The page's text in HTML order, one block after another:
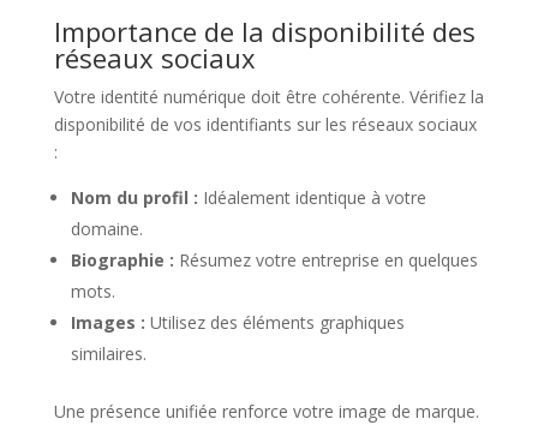
Importance de la disponibilité des
réseaux sociaux
Votre identité numérique doit être cohérente. Vérifiez la
disponibilité de vos identifiants sur les réseaux sociaux
:
Nom du profil : Idéalement identique à votre
domaine.
Biographie : Résumez votre entreprise en quelques
mots.
Images : Utilisez des éléments graphiques
similaires.
Une présence unifiée renforce votre image de marque.